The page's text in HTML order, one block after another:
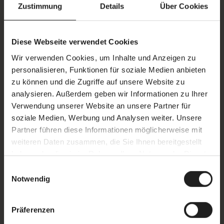
Zustimmung Details Über Cookies
Diese Webseite verwendet Cookies
Wir verwenden Cookies, um Inhalte und Anzeigen zu
personalisieren, Funktionen für soziale Medien anbieten
zu können und die Zugriffe auf unsere Website zu
analysieren. Außerdem geben wir Informationen zu Ihrer
Verwendung unserer Website an unsere Partner für
soziale Medien, Werbung und Analysen weiter. Unsere
Partner führen diese Informationen möglicherweise mit
weiteren Daten zusammen, die Sie Ihnen bereitgestellt
Notwendig
Präferenzen
Externe Inhalte: Auf unserer Website können
Dokumente oder Inhalte von Drittanbietern
finanziert oder kontrolliert werden. Daher können wir
für deren Barrierefreiheit keine Gewähr
übernehmen. Diese Seite nutzt beispielsweise
Funktionen von Diensten wie
Google Maps
YouTube
Reservision
Elfsight
Evaluationsmethode
Diese Erklärung wurde am 19. Juni 2025 erstellt und am
Die Bewertung der Barrierefreiheit erfolgte durch ein
externes Audit auf Grundlage der WCAG 2.2 Stufe AA.